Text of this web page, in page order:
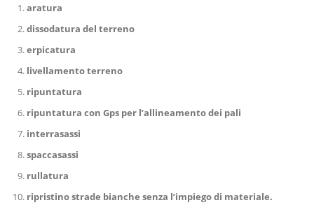
aratura
dissodatura del terreno
erpicatura
livellamento terreno
ripuntatura
ripuntatura con Gps per l’allineamento dei pali
interrasassi
spaccasassi
rullatura
ripristino strade bianche senza l’impiego di materiale.